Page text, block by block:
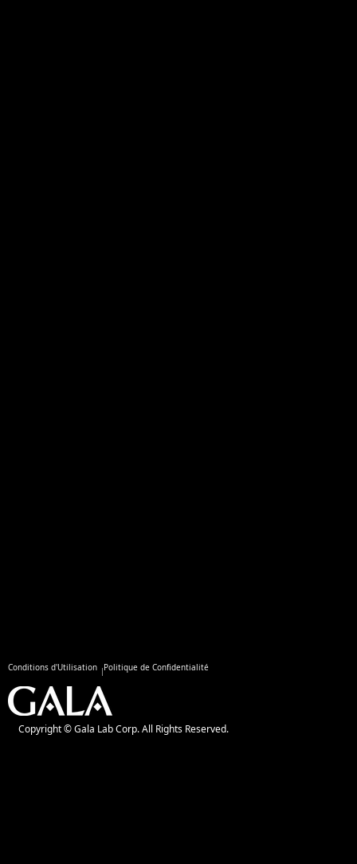
Conditions d'Utilisation Politique de Confidentialité
Copyright © Gala Lab Corp. All Rights Reserved.